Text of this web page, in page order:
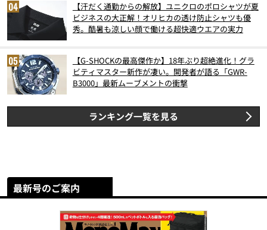
【汗だく通勤からの解放】ユニクロのポロシャツが夏
ビジネスの大正解！オリヒカの透け防止シャツも優
秀。酷暑も涼しい顔で働ける超快適ウエアの実力
【G-SHOCKの最高傑作か】18年ぶり超絶進化！グラ
ビティマスター新作が凄い。開発者が語る「GWR-
B3000」最新ムーブメントの衝撃
ランキング一覧を見る
最新号のご案内